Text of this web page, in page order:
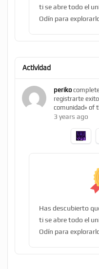
ti se abre todo el
Odín para
Actividad
periko
registrarte
comunidad» of
3 years ago
Has descubierto
ti se abre todo el
Odín para